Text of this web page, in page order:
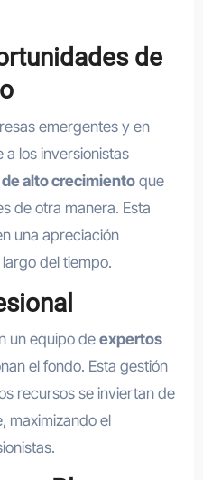
de
emergentes y en
los inversionistas
alto crecimientoque
de otra manera. Esta
una apreciación
del tiempo.
un equipo de expertos
el fondo. Esta gestión
recursos se inviertan de
maximizando el